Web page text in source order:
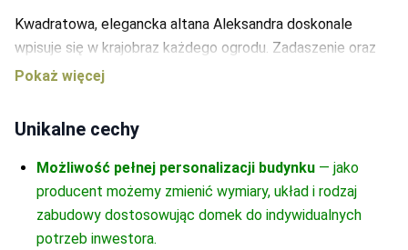
Kwadratowa, elegancka altana Aleksandra doskonale
wpisuje się w krajobraz każdego ogrodu. Zadaszenie oraz
ażurowa konstrukcja ścian ze zmiennym prześwitem
wiatrem. Proponowana przez nas altana może być
użytkowana od wczesnej wiosny do późnej jesieni.Dzięki
sporym wymiarom altana Aleksandra może stać się
centrum aktywności w ogrodzie. Bez trudu pomieści ona
meble ogrodowe i inne sprzęty. Konstrukcja altany została
dwukrotnie zaimpregnowana, by jeszcze lepiej chronić ją
Unikalne cechy
Możliwość pełnej personalizacji budynku — jako
producent możemy zmienić wymiary, układ i rodzaj
zabudowy dostosowując domek do indywidualnych
potrzeb inwestora.